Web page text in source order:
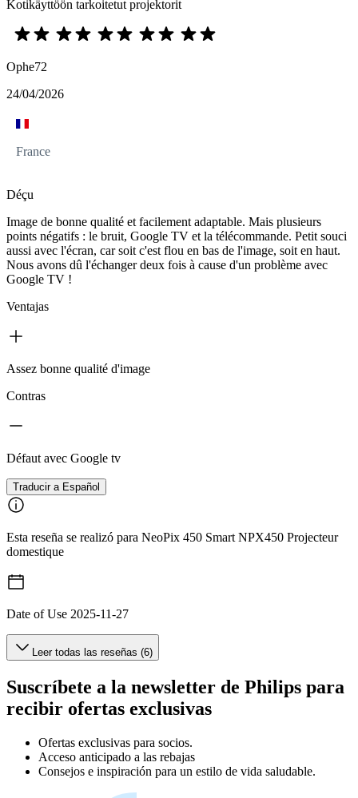
Kotikäyttöön tarkoitetut projektorit
Ophe72
24/04/2026
France
Déçu
Image de bonne qualité et facilement adaptable. Mais plusieurs
points négatifs : le bruit, Google TV et la télécommande. Petit souci
aussi avec l'écran, car soit c'est flou en bas de l'image, soit en haut.
Nous avons dû l'échanger deux fois à cause d'un problème avec
Google TV !
Ventajas
Assez bonne qualité d'image
Contras
Défaut avec Google tv
Traducir a Español
Esta reseña se realizó para NeoPix 450 Smart NPX450 Projecteur
domestique
Date of Use 2025-11-27
Leer todas las reseñas (6)
Suscríbete a la newsletter de Philips para
recibir ofertas exclusivas
Ofertas exclusivas para socios.
Acceso anticipado a las rebajas
Consejos e inspiración para un estilo de vida saludable.